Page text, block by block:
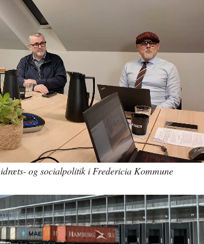
og socialpolitik i Fredericia Kommune